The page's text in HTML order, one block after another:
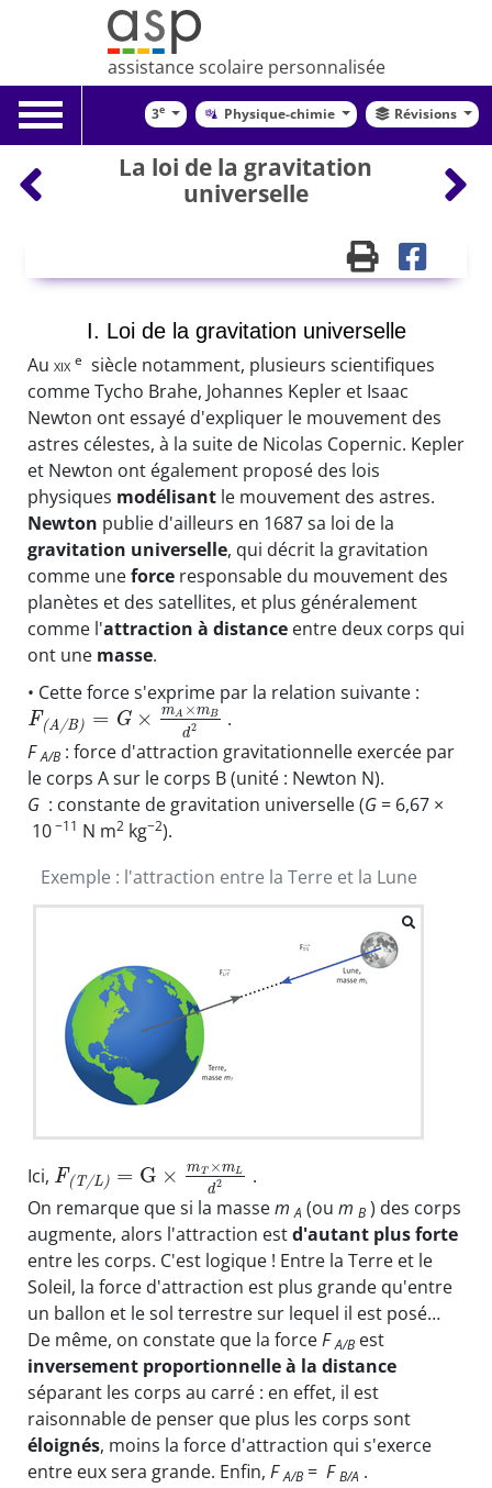
assistance scolaire personnalisée
Toggle
navigation
3e Physique-chimie Révisions
La loi de la gravitation
universelle
I. Loi de la gravitation universelle
Au xix e siècle notamment, plusieurs scientifiques
comme Tycho Brahe, Johannes Kepler et Isaac
Newton ont essayé d'expliquer le mouvement des
astres célestes, à la suite de Nicolas Copernic. Kepler
et Newton ont également proposé des lois
physiques modélisant le mouvement des astres.
Newton publie d'ailleurs en 1687 sa loi de la
gravitation universelle, qui décrit la gravitation
comme uneforce responsable du mouvement des
planètes et des satellites, et plus généralement
comme l'attraction à distance entre deux corps qui
ont une masse.
• Cette force s'exprime par la relation suivante :
F(A/B) = G × mA ×mB
d2
.
F A/B : force d'attraction gravitationnelle exercée par
le corps A sur le corps B (unité : Newton N).
G : constante de gravitation universelle (G = 6,67 ×
10−11 N m2 kg−2).
Exemple : l'attraction entre la Terre et la Lune
Ici, F(T/L) = G × mT ×mL
d2
.
On remarque que si la massem A (ou m B ) des corps
augmente, alors l'attraction estd'autant plus forte
entre les corps. C'est logique ! Entre la Terre et le
Soleil, la force d'attraction est plus grande qu'entre
un ballon et le sol terrestre sur lequel il est posé…
De même, on constate que la forceF A/B est
inversement proportionnelle à la distance
séparant les corps au carré : en effet, il est
raisonnable de penser que plus les corps sont
éloignés, moins la force d'attraction qui s'exerce
entre eux sera grande. Enfin, F A/B = F B/A .